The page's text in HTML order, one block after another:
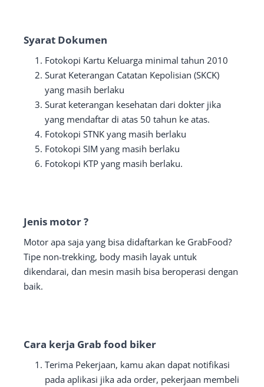
Syarat Dokumen
Fotokopi Kartu Keluarga minimal tahun 2010
Surat Keterangan Catatan Kepolisian (SKCK)
yang masih berlaku
Surat keterangan kesehatan dari dokter jika
yang mendaftar di atas 50 tahun ke atas.
Fotokopi STNK yang masih berlaku
Fotokopi SIM yang masih berlaku
Fotokopi KTP yang masih berlaku.
Jenis motor ?
Motor apa saja yang bisa didaftarkan ke GrabFood?
Tipe non-trekking, body masih layak untuk
dikendarai, dan mesin masih bisa beroperasi dengan
baik.
Cara kerja Grab food biker
Terima Pekerjaan, kamu akan dapat notifikasi
pada aplikasi jika ada order, pekerjaan membeli